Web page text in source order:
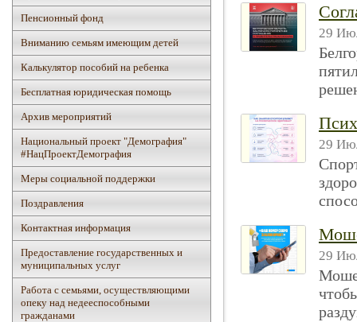
Пенсионный фонд
Вниманию семьям имеющим детей
Калькулятор пособий на ребенка
Бесплатная юридическая помощь
Архив мероприятий
Национальный проект "Демография"
#НацПроектДемография
Mеры социальной поддержки
Поздравления
Контактная информация
Предоставление государственных и
муниципальных услуг
Работа с семьями, осуществляющими
опеку над недееспособными
гражданами
29
29
29